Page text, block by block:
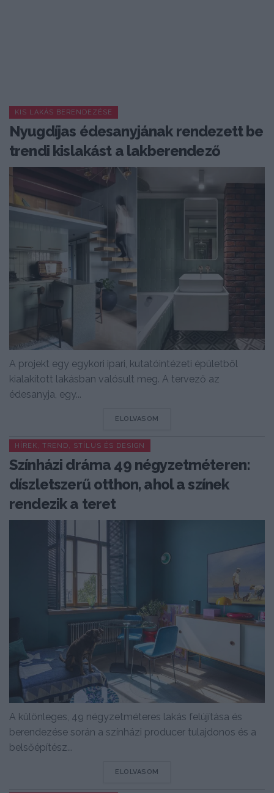
KIS LAKÁS BERENDEZÉSE
Nyugdíjas édesanyjának rendezett be
trendi kislakást a lakberendező
A projekt egy egykori ipari, kutatóintézeti épületből
kialakított lakásban valósult meg. A tervező az
édesanyja, egy...
ELOLVASOM
HÍREK, TREND, STÍLUS ÉS DESIGN
Színházi dráma 49 négyzetméteren:
díszletszerű otthon, ahol a színek
rendezik a teret
A különleges, 49 négyzetméteres lakás felújítása és
berendezése során a színházi producer tulajdonos és a
belsőépítész...
ELOLVASOM